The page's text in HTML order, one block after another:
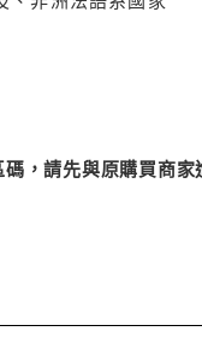
，請先與原購買商家